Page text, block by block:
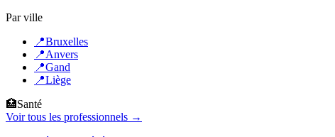
Par ville
📍Bruxelles
📍Anvers
📍Gand
📍Liège
🏥Santé
Voir tous les professionnels →